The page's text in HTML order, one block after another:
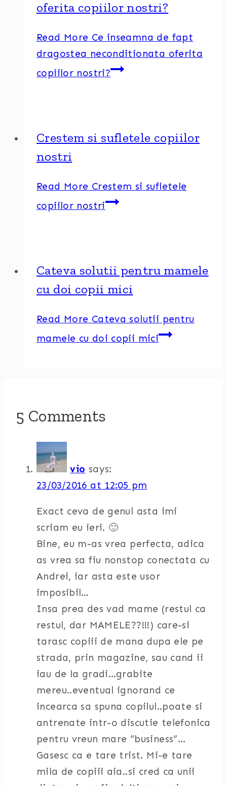
oferita copiilor nostri?
Read More Ce inseamna de fapt
dragostea neconditionata oferita
copiilor nostri?
Crestem si sufletele copiilor
nostri
Read More Crestem si sufletele
copiilor nostri
Cateva solutii pentru mamele
cu doi copii mici
Read More Cateva solutii pentru
mamele cu doi copii mici
5 Comments
vio says:
23/03/2016 at 12:05 pm
Exact ceva de genul asta imi
scriam eu ieri. 🙂
Bine, eu m-as vrea perfecta, adica
as vrea sa fiu nonstop conectata cu
Andrei, iar asta este usor
imposibil…
Insa prea des vad mame (restul ca
restul, dar MAMELE??!!!) care-si
tarasc copiii de mana dupa ele pe
strada, prin magazine, sau cand ii
iau de la gradi…grabite
mereu..eventual ignorand ce
incearca sa spuna copilul..poate si
antrenate intr-o discutie telefonica
pentru vreun mare “business”…
Gasesc ca e tare trist. Mi-e tare
mila de copiii aia..si cred ca unii